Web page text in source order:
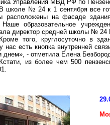
Управления МВД РФ по
В школе № 24 к 1 сентября все
расположены на фасаде
образовательное
директор средней школы №
Кроме того, круглосуточно в
нас есть кнопка внутренней
днем», - отметила Елена
Кстати, из более чем 500